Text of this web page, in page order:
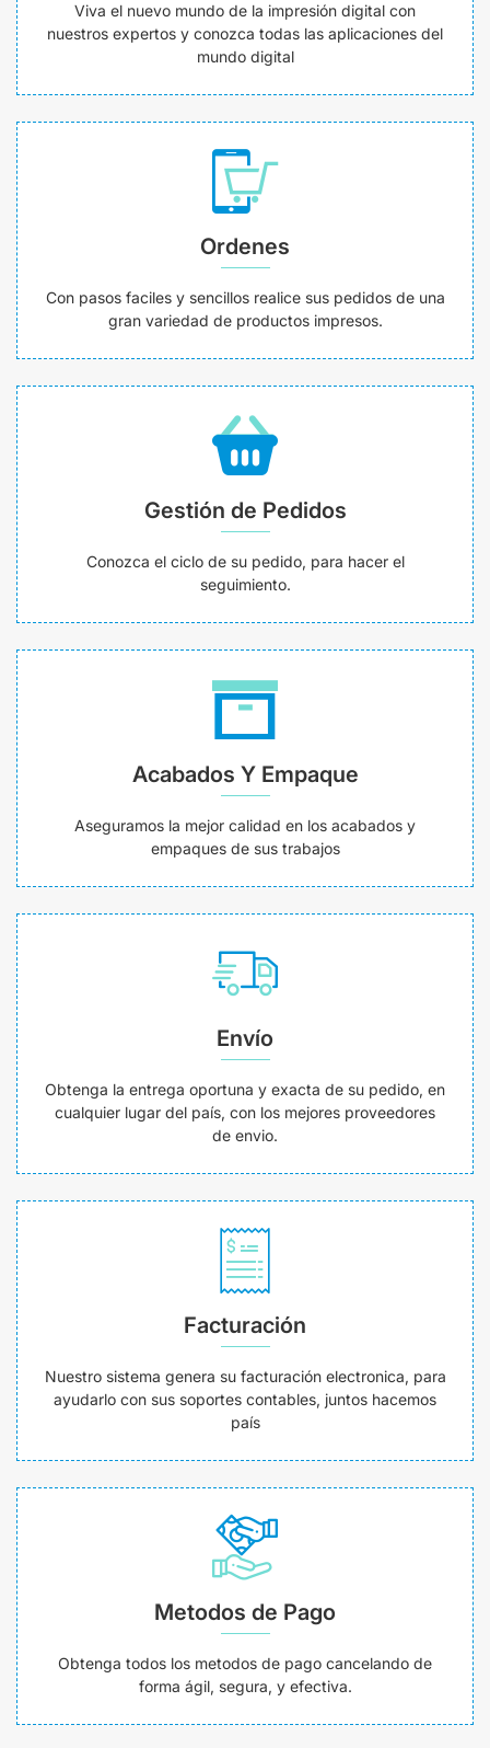
Viva el nuevo mundo de la impresión digital con
nuestros expertos y conozca todas las aplicaciones del
mundo digital
Ordenes
Con pasos faciles y sencillos realice sus pedidos de una
gran variedad de productos impresos.
Gestión de Pedidos
Conozca el ciclo de su pedido, para hacer el
seguimiento.
Acabados Y Empaque
Aseguramos la mejor calidad en los acabados y
empaques de sus trabajos
Envío
Obtenga la entrega oportuna y exacta de su pedido, en
cualquier lugar del país, con los mejores proveedores
de envio.
Facturación
Nuestro sistema genera su facturación electronica, para
ayudarlo con sus soportes contables, juntos hacemos
país
Metodos de Pago
Obtenga todos los metodos de pago cancelando de
forma ágil, segura, y efectiva.